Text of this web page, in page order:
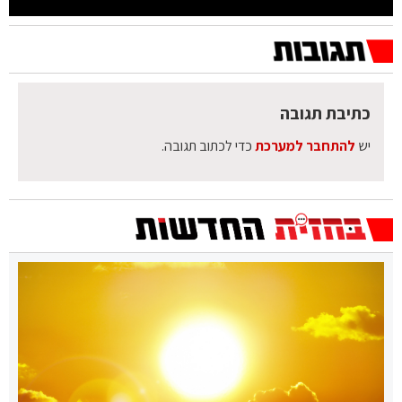
כתיבת תגובה
יש להתחבר למערכתכדי לכתוב תגובה.